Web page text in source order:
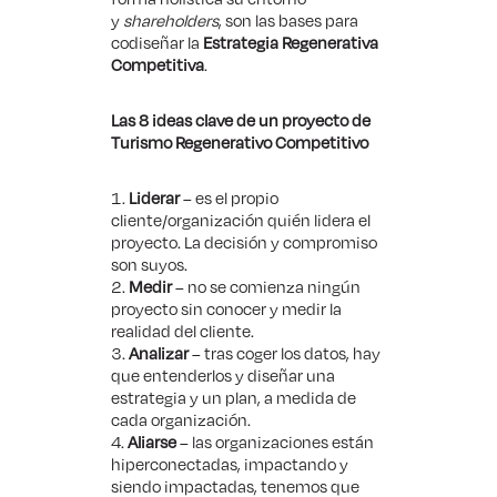
yshareholders, son las bases para
codiseñar la Estrategia Regenerativa
Competitiva.
Las 8 ideas clave de un proyecto de
Turismo Regenerativo Competitivo
Liderar– es el propio
cliente/organización quién lidera el
proyecto. La decisión y compromiso
son suyos.
Medir– no se comienza ningún
proyecto sin conocer y medir la
realidad del cliente.
Analizar– tras coger los datos, hay
que entenderlos y diseñar una
estrategia y un plan, a medida de
cada organización.
Aliarse– las organizaciones están
hiperconectadas, impactando y
siendo impactadas, tenemos que